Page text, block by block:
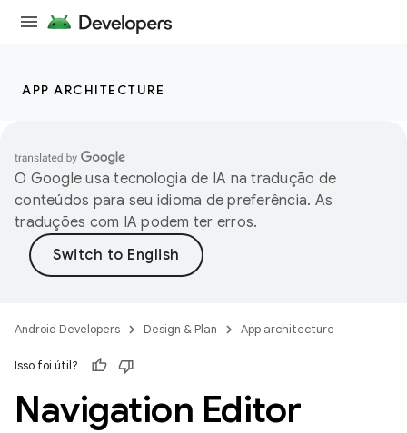
APP ARCHITECTURE
O Google usa tecnologia de IA na tradução de
conteúdos para seu idioma de preferência. As
traduções com IA podem ter erros.
Android Developers Design & Plan App architecture
Isso foi útil?
Navigation Editor